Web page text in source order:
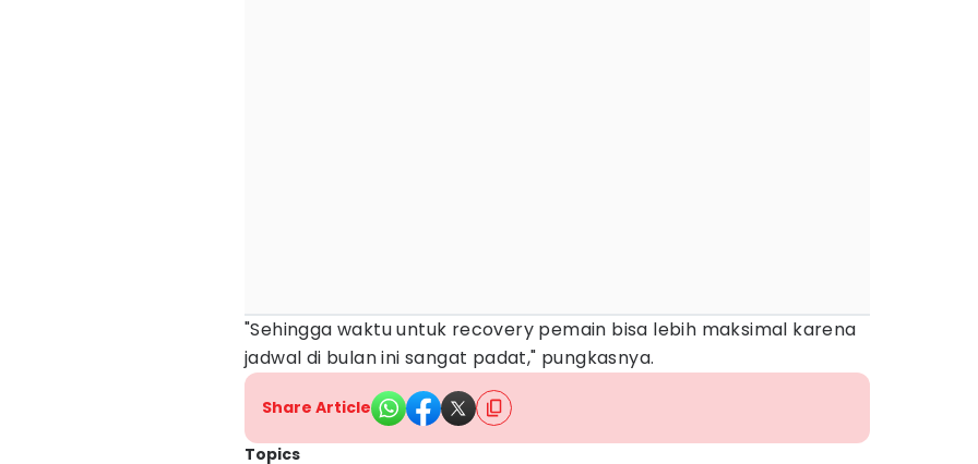
"Sehingga waktu untuk recovery pemain bisa lebih maksimal karena
jadwal di bulan ini sangat padat," pungkasnya.
Share Article
Topics